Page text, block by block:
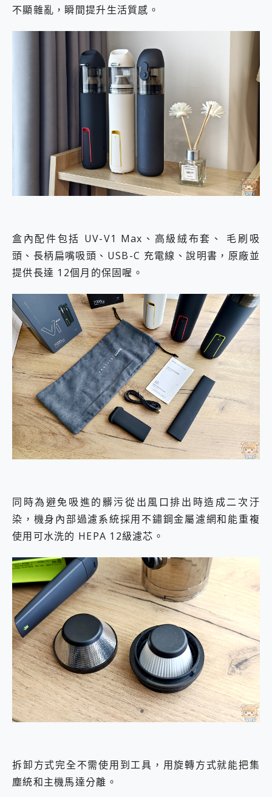
不顯雜亂，瞬間提升生活質感。
盒內配件包括 UV-V1 Max、高級絨布套、 毛刷吸
頭、長柄扁嘴吸頭、USB-C 充電線、說明書，原廠並
提供長達 12個月的保固喔。
同時為避免吸進的髒污從出風口排出時造成二次汙
染，機身內部過濾系統採用不鏽鋼金屬濾網和能重複
使用可水洗的 HEPA 12級濾芯。
拆卸方式完全不需使用到工具，用旋轉方式就能把集
塵統和主機馬達分離。